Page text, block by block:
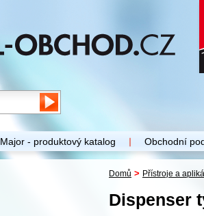
Major - produktový katalog Obchodní
Domů > Přístroje a
Dispenser